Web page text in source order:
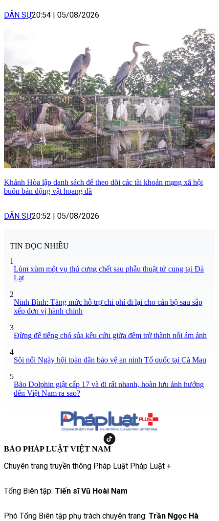
DÂN SỰ20:54 05/08/2026
Khánh Hòa lập danh sách để theo dõi các tài khoản mạng xã hội
buôn bán động vật hoang dã
DÂN SỰ20:52 05/08/2026
TIN ĐỌC NHIỀU
1
Lùm xùm một vụ thú cưng chết sau phẫu thuật tử cung tại Đà
Lạt
2
Ninh Bình: Tăng mức hỗ trợ chi phí đi lại cho cán bộ sau sắp
xếp đơn vị hành chính
3
Đừng để tiếng chó sủa kêu cứu giữa đêm trở thành nỗi ám ảnh
4
Sôi nổi Ngày hội toàn dân bảo vệ an ninh Tổ quốc tại Cà Mau
5
Bão Dolphin giật cấp 17 và đi rất nhanh, hoàn lưu ảnh hưởng
đến Việt Nam ra sao?
BÁO PHÁP LUẬT VIỆT NAM
Chuyên trang truyền thông Pháp Luật Pháp Luật +
Tổng Biên tập: Tiến sĩ Vũ Hoài Nam
Phó Tổng Biên tập phụ trách chuyên trang: Trần Ngọc Hà